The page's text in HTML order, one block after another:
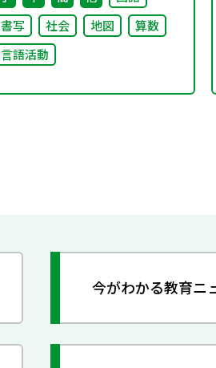
書写
社会 地図
算数
言語活動
今がわかる教育ニ